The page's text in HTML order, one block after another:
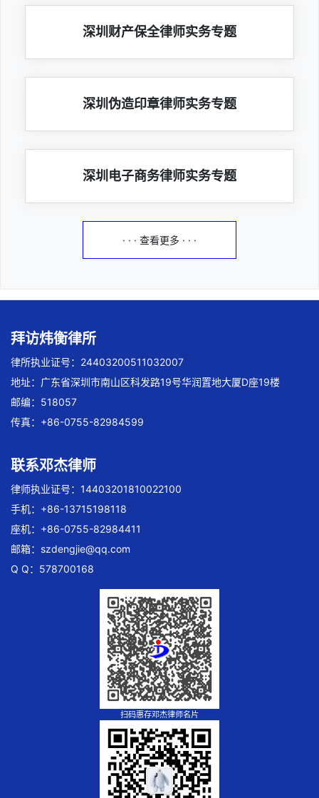
深圳财产保全律师实务专题
深圳伪造印章律师实务专题
深圳电子商务律师实务专题
· · · 查看更多 · · ·
拜访炜衡律所
律所执业证号：24403200511032007
地址：广东省深圳市南山区科发路19号华润置地大厦D座19楼
邮编：518057
传真：+86-0755-82984599
联系邓杰律师
律师执业证号：14403201810022100
手机：+86-13715198118
座机：+86-0755-82984411
邮箱： szdengjie@qq.com
Q Q：578700168
扫码惠存邓杰律师名片